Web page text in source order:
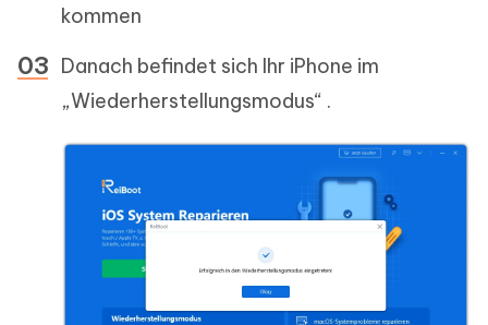
kommen
Danach befindet sich Ihr iPhone im
„Wiederherstellungsmodus“ .